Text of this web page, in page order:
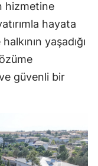
hizmetine
hayata
yaşadığı
güvenli bir